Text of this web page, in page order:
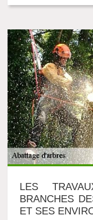
LES
BRANCHES
ET SES